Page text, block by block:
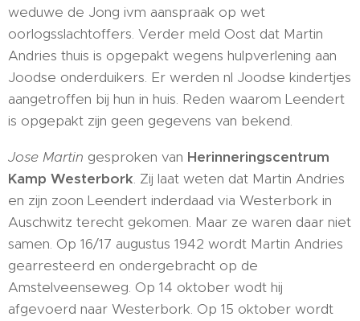
weduwe de Jong ivm aanspraak op wet
oorlogsslachtoffers. Verder meld Oost dat Martin
Andries thuis is opgepakt wegens hulpverlening aan
Joodse onderduikers. Er werden nl Joodse kindertjes
aangetroffen bij hun in huis. Reden waarom Leendert
is opgepakt zijn geen gegevens van bekend.
Jose Martin gesproken van Herinneringscentrum
Kamp Westerbork. Zij laat weten dat Martin Andries
en zijn zoon Leendert inderdaad via Westerbork in
Auschwitz terecht gekomen. Maar ze waren daar niet
samen. Op 16/17 augustus 1942 wordt Martin Andries
gearresteerd en ondergebracht op de
Amstelveenseweg. Op 14 oktober wodt hij
afgevoerd naar Westerbork. Op 15 oktober wordt